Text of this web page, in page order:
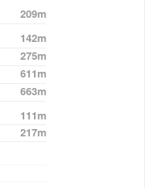
209m
142m
275m
611m
663m
111m
217m